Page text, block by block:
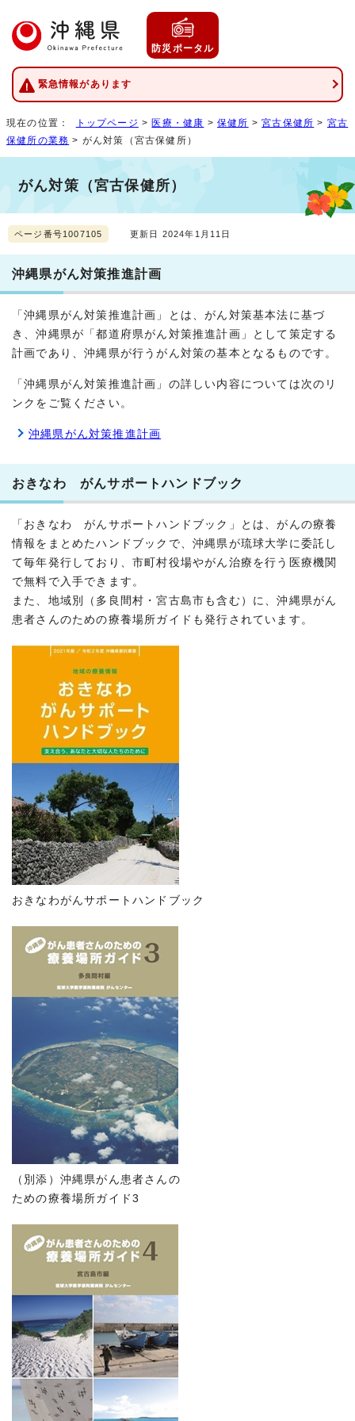
防災ポータル
緊急情報があります
現在の位置： トップページ >医療・健康 >保健所 >宮古保健所 > 宮古
保健所の業務 > がん対策（宮古保健所）
がん対策（宮古保健所）
ページ番号1007105 更新日 2024年1月11日
沖縄県がん対策推進計画
「沖縄県がん対策推進計画」とは、がん対策基本法に基づ
き、沖縄県が「都道府県がん対策推進計画」として策定する
計画であり、沖縄県が行うがん対策の基本となるものです。
「沖縄県がん対策推進計画」の詳しい内容については次のリ
ンクをご覧ください。
沖縄県がん対策推進計画
おきなわ がんサポートハンドブック
「おきなわ がんサポートハンドブック」とは、がんの療養
情報をまとめたハンドブックで、沖縄県が琉球大学に委託し
て毎年発行しており、市町村役場やがん治療を行う医療機関
で無料で入手できます。
また、地域別（多良間村・宮古島市も含む）に、沖縄県がん
患者さんのための療養場所ガイドも発行されています。
おきなわがんサポートハンドブック
（別添）沖縄県がん患者さんの
ための療養場所ガイド3